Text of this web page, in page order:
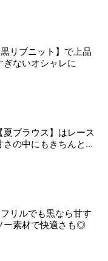
リブニット】で上品
ないオシャレに
ブラウス】はレース
の中にもきちんと感
リルでも黒なら甘す
ー素材で快適さも◎